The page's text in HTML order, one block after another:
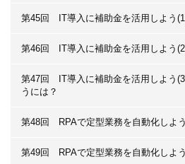
第45回 IT導入に補助金を活用しよう
第46回 IT導入に補助金を活用しよう
第47回 IT導入に補助金を活用しよう
うには？
第48回 RPAで定型業務を自動化しよ
第49回 RPAで定型業務を自動化しよ